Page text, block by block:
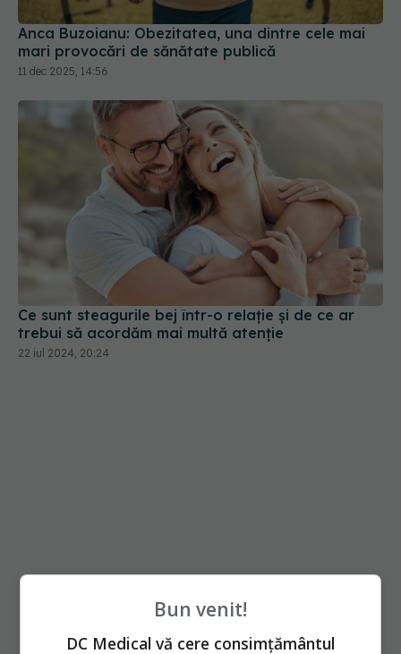
Anca Buzoianu: Obezitatea, una dintre cele mai
mari provocări de sănătate publică
11 dec 2025, 14:56
Ce sunt steagurile bej într-o relație și de ce ar
trebui să acordăm mai multă atenție
22 iul 2024, 20:24
Bun venit!
DC Medical vă cere consimțământul